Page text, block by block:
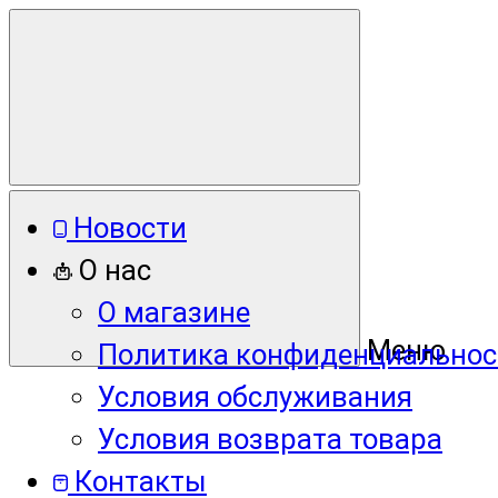
Меню
Новости
О нас
О магазине
Политика
Условия обслуживания
Условия возврата товара
Контакты